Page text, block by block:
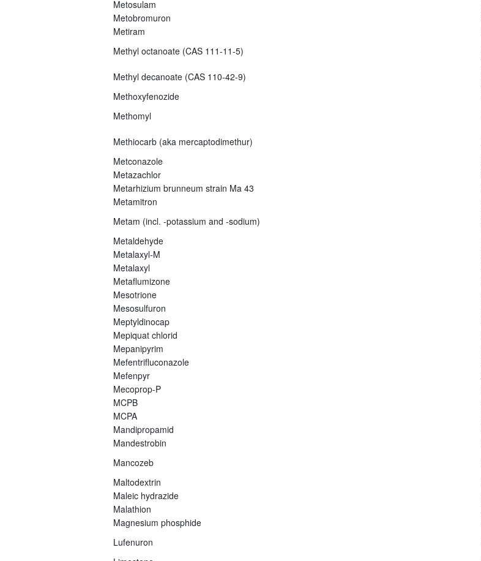
Metosulam
Metobromuron
Metiram
Methyl octanoate (CAS 111-11-5)
Methyl decanoate (CAS 110-42-9)
Methoxyfenozide
Methomyl
Methiocarb (aka mercaptodimethur)
Metconazole
Metazachlor
Metarhizium brunneum strain Ma 43
Metamitron
Metam (incl. -potassium and -sodium)
Metaldehyde
Metalaxyl-M
Metalaxyl
Metaflumizone
Mesotrione
Mesosulfuron
Meptyldinocap
Mepiquat chlorid
Mepanipyrim
Mefentrifluconazole
Mefenpyr
Mecoprop-P
MCPB
MCPA
Mandipropamid
Mandestrobin
Mancozeb
Maltodextrin
Maleic hydrazide
Malathion
Magnesium phosphide
Lufenuron